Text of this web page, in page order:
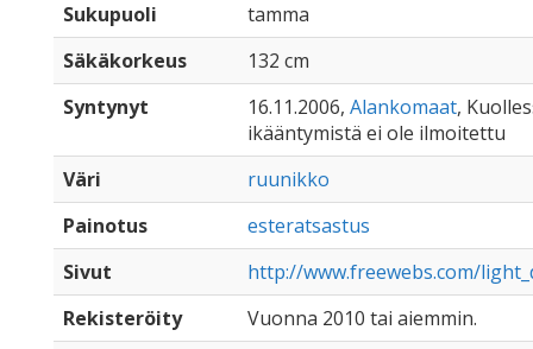
Sukupuoli
tamma
Säkäkorkeus
132 cm
Syntynyt
16.11.2006, Alankomaat,
ikääntymistä ei ole ilmoitettu
Väri
ruunikko
Painotus
esteratsastus
Sivut
http://www.freewebs.com/
Rekisteröity
Vuonna 2010 tai aiemmin.